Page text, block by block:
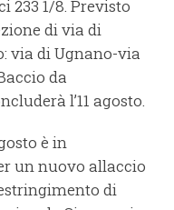
233 1/8. Previsto
di via di
via di Ugnano-via
da
l’11 agosto.
è in
un nuovo allaccio
di